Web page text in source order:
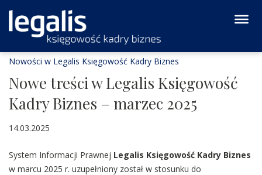
Nowości w Legalis Księgowość Kadry Biznes
Nowe treści w Legalis Księgowość
Kadry Biznes – marzec 2025
14.03.2025
System Informacji Prawnej Legalis Księgowość Kadry Biznes
w marcu 2025 r. uzupełniony został w stosunku do